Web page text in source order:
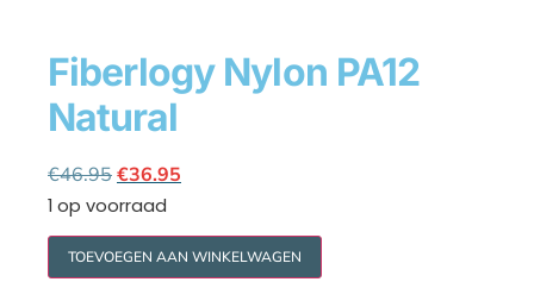
Fiberlogy Nylon PA12
Natural
€46.95 €36.95
1 op voorraad
TOEVOEGEN AAN WINKELWAGEN